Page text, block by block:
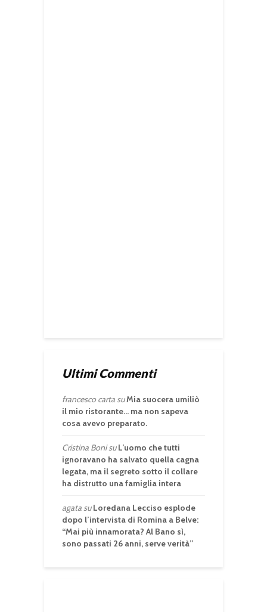
Ultimi Commenti
francesco cartasuMia suocera umiliò
il mio ristorante… ma non sapeva
cosa avevo preparato.
Cristina BonisuL’uomo che tutti
ignoravano ha salvato quella cagna
legata, ma il segreto sotto il collare
ha distrutto una famiglia intera
agatasuLoredana Lecciso esplode
dopo l’intervista di Romina a Belve:
“Mai più innamorata? Al Bano sì,
sono passati 26 anni, serve verità”